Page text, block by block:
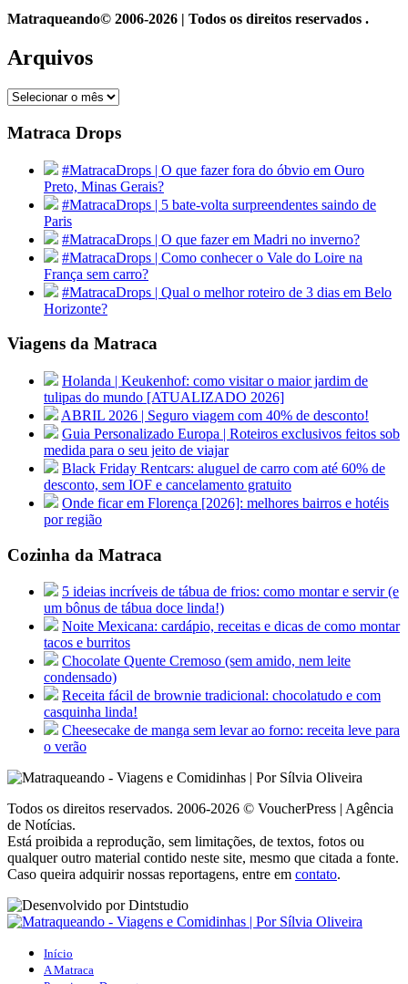
Matraqueando© 2006-2026 | Todos os direitos reservados .
Arquivos
Arquivos
Matraca Drops
#MatracaDrops | O que fazer fora do óbvio em Ouro
Preto, Minas Gerais?
#MatracaDrops | 5 bate-volta surpreendentes saindo de
Paris
#MatracaDrops | O que fazer em Madri no inverno?
#MatracaDrops | Como conhecer o Vale do Loire na
França sem carro?
#MatracaDrops | Qual o melhor roteiro de 3 dias em Belo
Horizonte?
Viagens da Matraca
Holanda | Keukenhof: como visitar o maior jardim de
tulipas do mundo [ATUALIZADO 2026]
ABRIL 2026 | Seguro viagem com 40% de desconto!
Guia Personalizado Europa | Roteiros exclusivos feitos sob
medida para o seu jeito de viajar
Black Friday Rentcars: aluguel de carro com até 60% de
desconto, sem IOF e cancelamento gratuito
Onde ficar em Florença [2026]: melhores bairros e hotéis
por região
Cozinha da Matraca
5 ideias incríveis de tábua de frios: como montar e servir (e
um bônus de tábua doce linda!)
Noite Mexicana: cardápio, receitas e dicas de como montar
tacos e burritos
Chocolate Quente Cremoso (sem amido, nem leite
condensado)
Receita fácil de brownie tradicional: chocolatudo e com
casquinha linda!
Cheesecake de manga sem levar ao forno: receita leve para
o verão
Todos os direitos reservados. 2006-2026 © VoucherPress | Agência
de Notícias.
Está proibida a reprodução, sem limitações, de textos, fotos ou
qualquer outro material contido neste site, mesmo que citada a fonte.
Caso queira adquirir nossas reportagens, entre em contato.
Início
A Matraca